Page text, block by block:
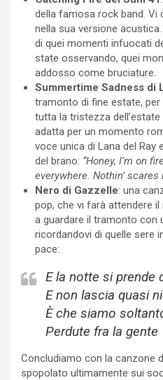
della famosa rock band. Vi
nella sua versione
di quei momenti infuocati
state osservando, quei
addosso come bruciature.
Summertime Sadness di
tramonto di fine estate,
tutta la tristezza
adatta per un momento
voce unica di Lana del
del brano: “Honey, I’m on
everywhere. Nothin’ scares
Nero di Gazzelle: una
pop, che vi farà attendere
a guardare il tramonto con
ricordandovi di quelle sere
pace:
E la notte si prende
E non lascia quasi
È che siamo
Perdute fra la gente
Concludiamo con la canzone
spopolato ultimamente sui